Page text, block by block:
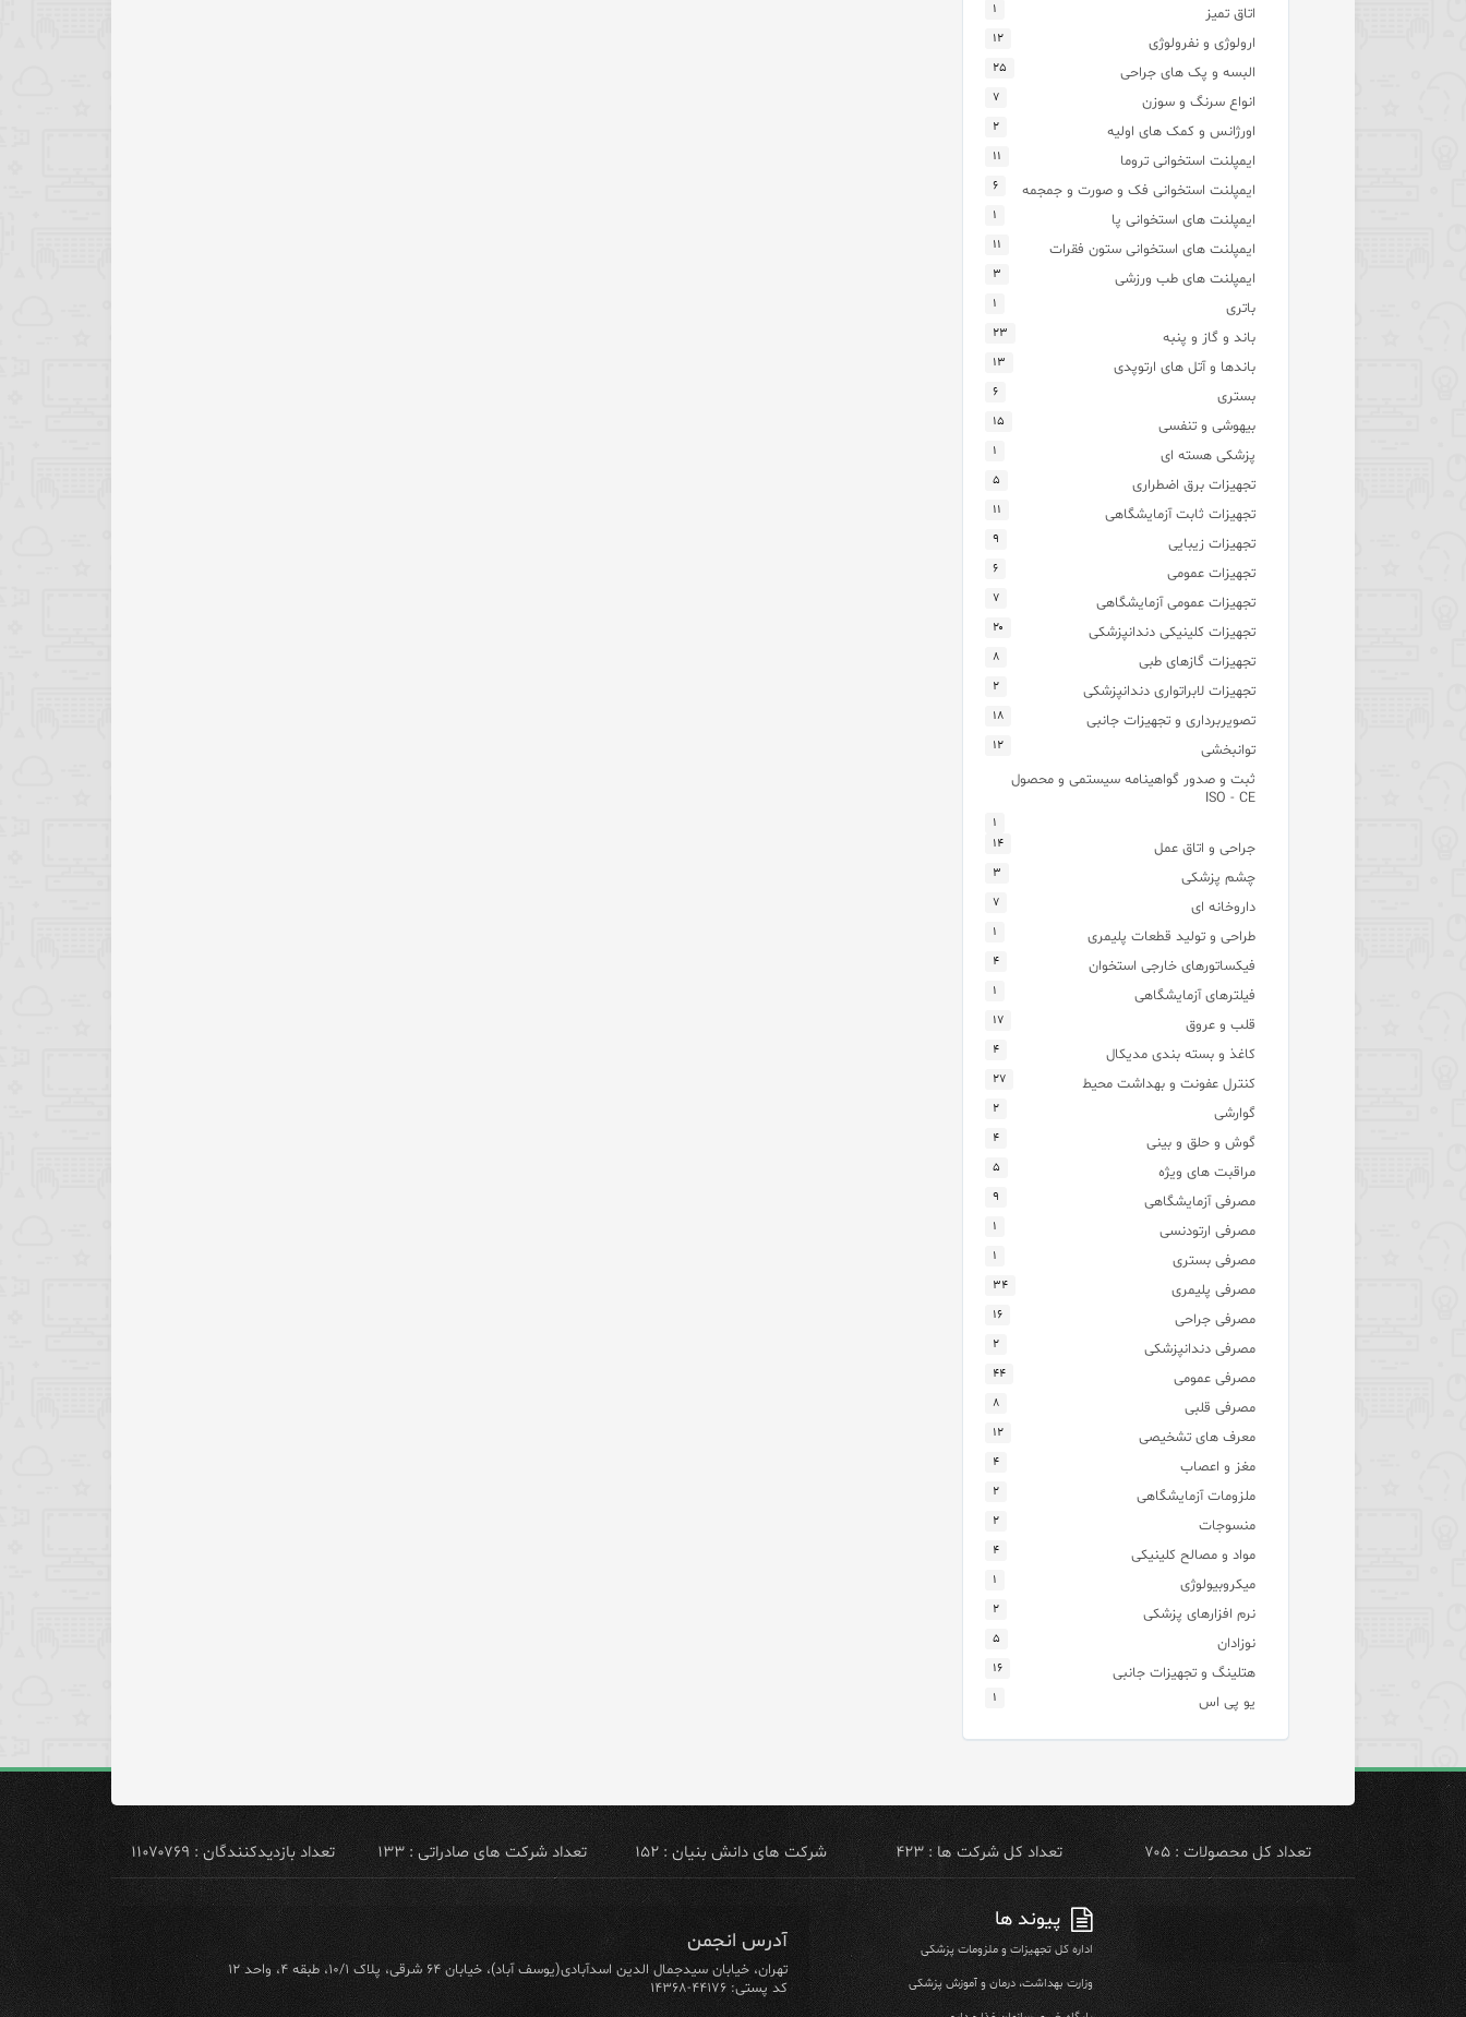
اتاق تمیز ۱
ارولوژی و نفرولوژی ۱۲
البسه و پک های جراحی ۲۵
انواع سرنگ و سوزن ۷
اورژانس و کمک های اولیه ۲
ایمپلنت استخوانی تروما ۱۱
ایمپلنت استخوانی فک و صورت و جمجمه ۶
ایمپلنت های استخوانی پا ۱
ایمپلنت های استخوانی ستون فقرات ۱۱
ایمپلنت های طب ورزشی ۳
باتری ۱
باند و گاز و پنبه ۲۳
باندها و آتل های ارتوپدی ۱۳
بستری ۶
بیهوشی و تنفسی ۱۵
پزشکی هسته ای ۱
تجهیزات برق اضطراری ۵
تجهیزات ثابت آزمایشگاهی ۱۱
تجهیزات زیبایی ۹
تجهیزات عمومی ۶
تجهیزات عمومی آزمایشگاهی ۷
تجهیزات کلینیکی دندانپزشکی ۲۰
تجهیزات گازهای طبی ۸
تجهیزات لابراتواری دندانپزشکی ۲
تصویربرداری و تجهیزات جانبی ۱۸
توانبخشی ۱۲
ثبت و صدور گواهینامه سیستمی و محصول
ISO - CE
۱
جراحی و اتاق عمل ۱۴
چشم پزشکی ۳
داروخانه ای ۷
طراحی و تولید قطعات پلیمری ۱
فیکساتورهای خارجی استخوان ۴
فیلترهای آزمایشگاهی ۱
قلب و عروق ۱۷
کاغذ و بسته بندی مدیکال ۴
کنترل عفونت و بهداشت محیط ۲۷
گوارشی ۲
گوش و حلق و بینی ۴
مراقبت های ویژه ۵
مصرفی آزمایشگاهی ۹
مصرفی ارتودنسی ۱
مصرفی بستری ۱
مصرفی پلیمری ۳۴
مصرفی جراحی ۱۶
مصرفی دندانپزشکی ۲
مصرفی عمومی ۴۴
مصرفی قلبی ۸
معرف های تشخیصی ۱۲
مغز و اعصاب ۴
ملزومات آزمایشگاهی ۲
منسوجات ۲
مواد و مصالح کلینیکی ۴
میکروبیولوژی ۱
نرم افزارهای پزشکی ۲
نوزادان ۵
هتلینگ و تجهیزات جانبی ۱۶
یو پی اس ۱
تعداد کل محصولات : ۷۰۵ تعداد کل شرکت ها : ۴۲۳ شرکت های دانش بنیان : ۱۵۲ تعداد شرکت های صادراتی : ۱۳۳ تعداد بازدیدکنندگان : ۱۱۰۷۰۷۶۹
پیوند ها
اداره کل تجهیزات و ملزومات پزشکی
وزارت بهداشت، درمان و آموزش پزشکی
آدرس انجمن
تهران، خیابان سیدجمال الدین اسدآبادی(یوسف آباد)، خیابان ۶۴ شرقی، پلاک ۱۰/۱، طبقه ۴، واحد ۱۲
کد پستی: ۴۴۱۷۶-۱۴۳۶۸